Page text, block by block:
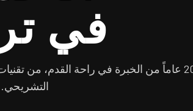
في
20 عاماً من الخبرة في راحة القدم، من
التشريحي.